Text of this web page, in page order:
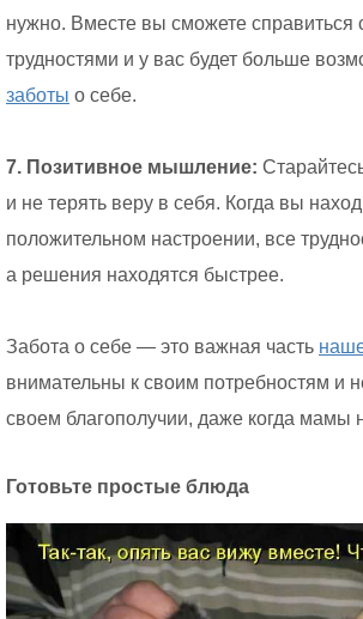
нужно. Вместе вы сможете
трудностями и у вас будет больше
заботы о себе.
7. Позитивное мышление:
и не терять веру в себя. Когда вы
положительном настроении, все
а решения находятся быстрее.
Забота о себе — это важная часть
внимательны к своим потребностям и
своем благополучии, даже когда мамы
Готовьте простые блюда